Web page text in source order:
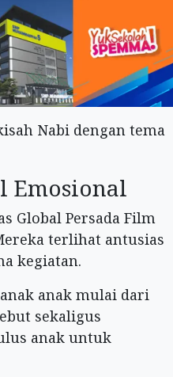
Nabi dengan tema
Emosional
Global Persada Film
terlihat antusias
kegiatan.
anak mulai dari
sekaligus
anak untuk